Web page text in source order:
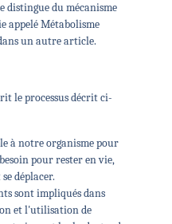
distingue du mécanisme
appeléMétabolisme
un autre article.
le processus décrit ci-
à notre organisme pour
pour rester en vie,
déplacer.
sont impliqués dans
et l'utilisation de